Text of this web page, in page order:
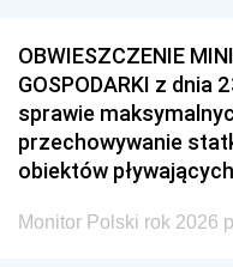
OBWIESZCZENIE
GOSPODARKI z dnia
sprawie
przechowywanie
obiektów
Monitor Polski rok 2026